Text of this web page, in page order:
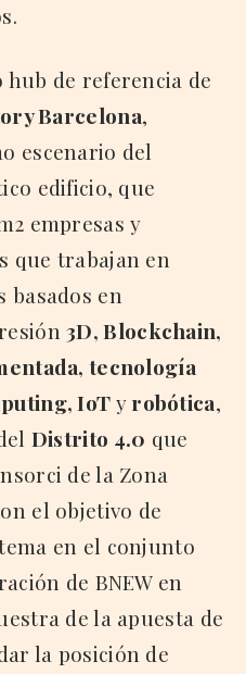
de referencia de
Barcelona,
escenario del
edificio, que
empresas y
que trabajan en
basados en
3D, Blockchain,
tecnología
IoTyrobótica,
Distrito 4.0 que
de la Zona
el objetivo de
en el conjunto
de BNEW en
de la apuesta de
la posición de